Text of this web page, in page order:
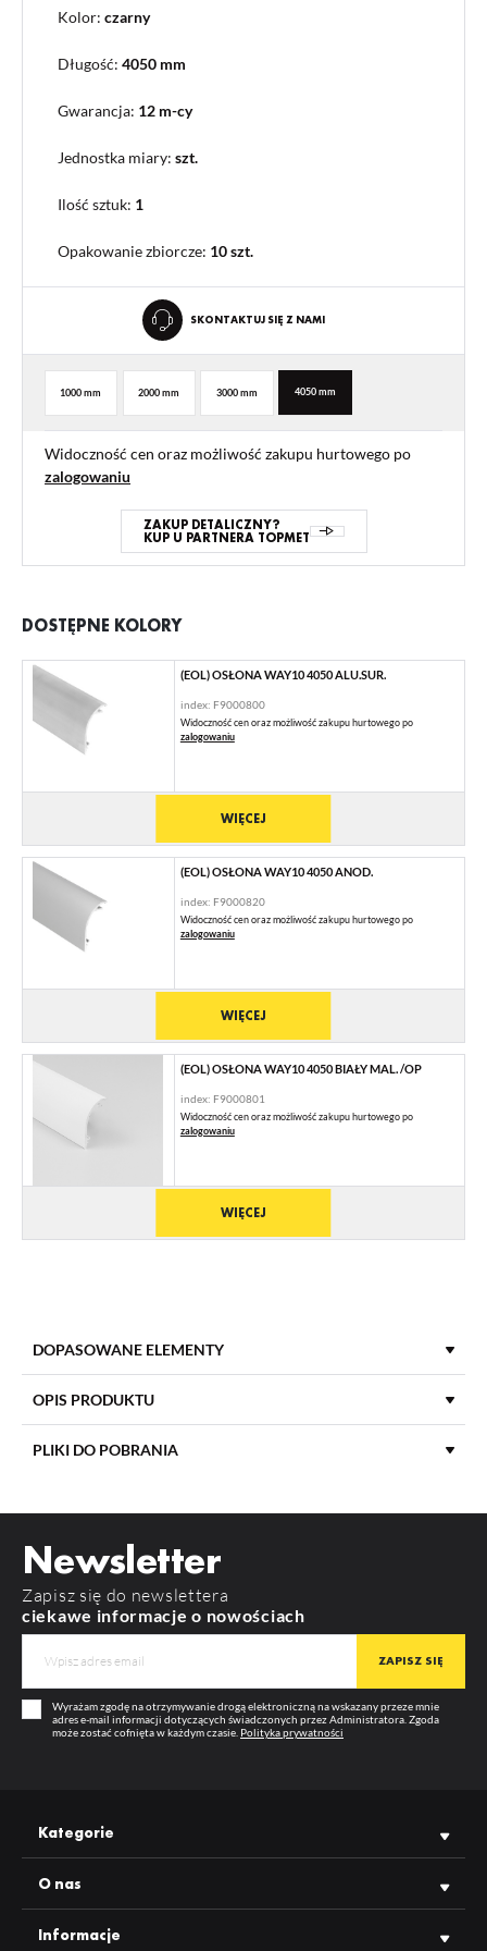
Kolor: czarny
Długość: 4050 mm
Gwarancja: 12 m-cy
Jednostka miary: szt.
Ilość sztuk: 1
Opakowanie zbiorcze: 10 szt.
SKONTAKTUJ SIĘ Z NAMI
1000 mm 2000 mm 3000 mm 4050 mm
Widoczność cen oraz możliwość zakupu hurtowego po
zalogowaniu
ZAKUP DETALICZNY?
KUP U PARTNERA TOPMET
DOSTĘPNE KOLORY
(EOL) OSŁONA WAY10 4050 ALU.SUR.
index: F9000800
Widoczność cen oraz możliwość zakupu hurtowego po
zalogowaniu
WIĘCEJ
(EOL) OSŁONA WAY10 4050 ANOD.
index: F9000820
Widoczność cen oraz możliwość zakupu hurtowego po
zalogowaniu
WIĘCEJ
(EOL) OSŁONA WAY10 4050 BIAŁY MAL. /OP
index: F9000801
Widoczność cen oraz możliwość zakupu hurtowego po
zalogowaniu
WIĘCEJ
DOPASOWANE ELEMENTY
ZAŚLEPKI DO PROFILI LED
zalogowaniu
WIĘCEJ
OPIS PRODUKTU
DŁUGOŚĆ
GWARANCJA
PRODUCENT TOPMET
PLIKI DO POBRANIA
Newsletter
Zapisz się do newslettera
ciekawe informacje o nowościach
Wyrażam zgodę na otrzymywanie drogą elektroniczną na wskazany przeze mnie
adres e-mail informacji dotyczących świadczonych przez Administratora. Zgoda
może zostać cofnięta w każdym czasie. Polityka prywatności
Kategorie
O nas
Informacje